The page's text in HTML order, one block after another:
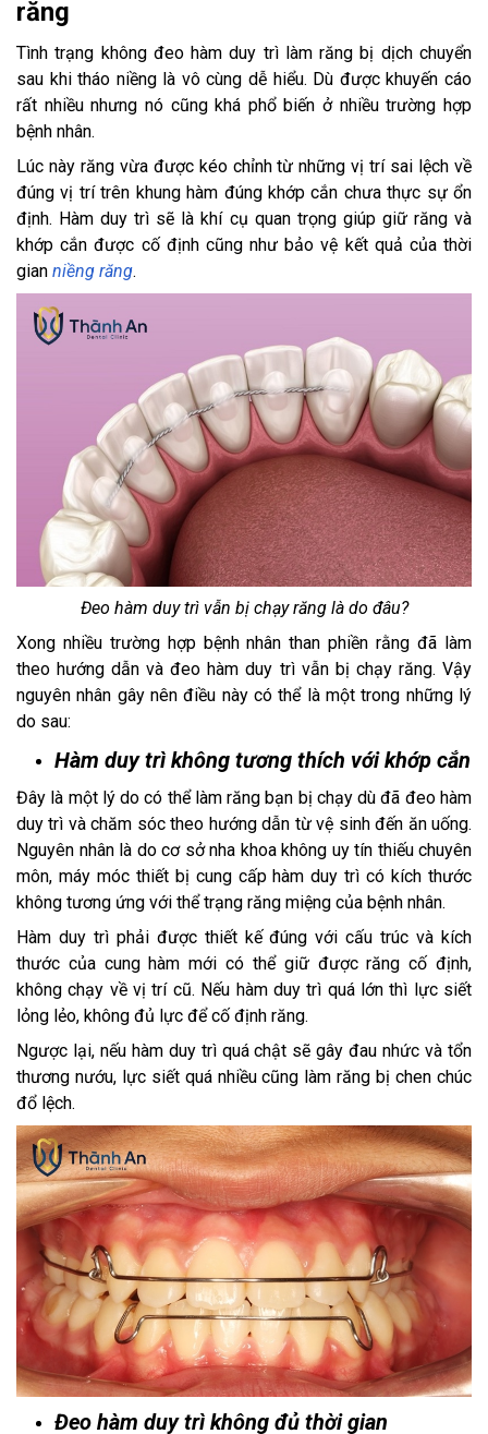
răng
Tình trạng không đeo hàm duy trì làm răng bị dịch chuyển
sau khi tháo niềng là vô cùng dễ hiểu. Dù được khuyến cáo
rất nhiều nhưng nó cũng khá phổ biến ở nhiều trường hợp
bệnh nhân.
Lúc này răng vừa được kéo chỉnh từ những vị trí sai lệch về
đúng vị trí trên khung hàm đúng khớp cắn chưa thực sự ổn
định. Hàm duy trì sẽ là khí cụ quan trọng giúp giữ răng và
khớp cắn được cố định cũng như bảo vệ kết quả của thời
gian niềng răng.
Đeo hàm duy trì vẫn bị chạy răng là do đâu?
Xong nhiều trường hợp bệnh nhân than phiền rằng đã làm
theo hướng dẫn và đeo hàm duy trì vẫn bị chạy răng. Vậy
nguyên nhân gây nên điều này có thể là một trong những lý
do sau:
Hàm duy trì không tương thích với khớp cắn
Đây là một lý do có thể làm răng bạn bị chạy dù đã đeo hàm
duy trì và chăm sóc theo hướng dẫn từ vệ sinh đến ăn uống.
Nguyên nhân là do cơ sở nha khoa không uy tín thiếu chuyên
môn, máy móc thiết bị cung cấp hàm duy trì có kích thước
không tương ứng với thể trạng răng miệng của bệnh nhân.
Hàm duy trì phải được thiết kế đúng với cấu trúc và kích
thước của cung hàm mới có thể giữ được răng cố định,
không chạy về vị trí cũ. Nếu hàm duy trì quá lớn thì lực siết
lỏng lẻo, không đủ lực để cố định răng.
Ngược lại, nếu hàm duy trì quá chật sẽ gây đau nhức và tổn
thương nướu, lực siết quá nhiều cũng làm răng bị chen chúc
đổ lệch.
Đeo hàm duy trì không đủ thời gian